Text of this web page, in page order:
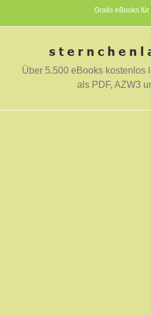
Gratis eBooks für
Über 5.500 eBooks kostenlos
als PDF, AZW3